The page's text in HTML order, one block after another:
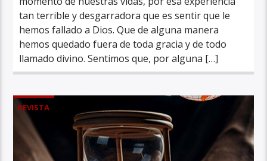
tan terrible y desgarradora que es sentir que le
hemos fallado a Dios. Que de alguna manera
hemos quedado fuera de toda gracia y de todo
llamado divino. Sentimos que, por alguna […]
REVISTA